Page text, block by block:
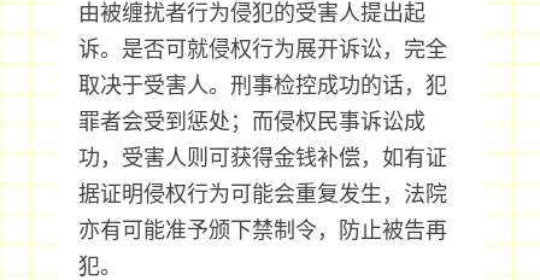
由被缠扰者行为侵犯的受害人提出起
诉。是否可就侵权行为展开诉讼，完全
取决于受害人。刑事检控成功的话，犯
罪者会受到惩处；而侵权民事诉讼成
功，受害人则可获得金钱补偿，如有证
据证明侵权行为可能会重复发生，法院
亦有可能准予颁下禁制令，防止被告再
犯。